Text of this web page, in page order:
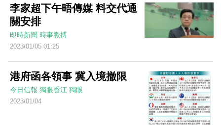
李家超下午晤傳媒 料交代通
關安排
即時新聞 時事脈搏
2023/01/05 01:25
港府函各領事 冀入境撤限
今日信報 獨眼香江 獨眼
2023/01/04